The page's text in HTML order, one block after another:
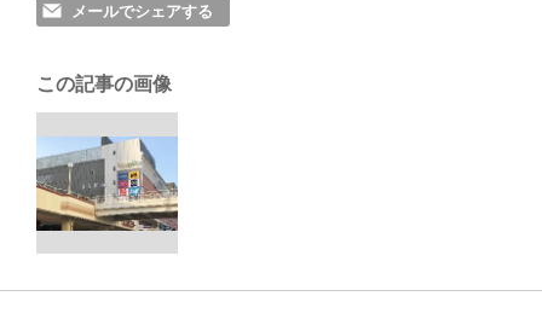
メールでシェアする
この記事の画像